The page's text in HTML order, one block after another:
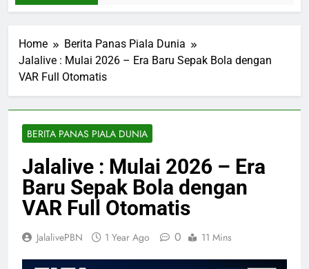
Home
Berita Panas Piala Dunia
Jalalive : Mulai 2026 – Era Baru Sepak Bola dengan
VAR Full Otomatis
BERITA PANAS PIALA DUNIA
Jalalive : Mulai 2026 – Era
Baru Sepak Bola dengan
VAR Full Otomatis
JalalivePBN 1 Year Ago 0 11 Mins